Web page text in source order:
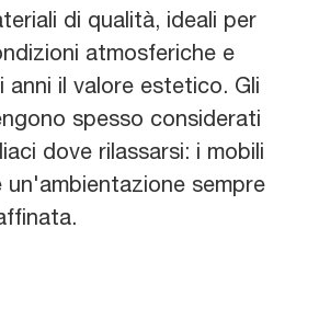
di qualità, ideali per
atmosferiche e
anni il valore estetico. Gli
spesso considerati
dove rilassarsi: i mobili
un'ambientazione sempre